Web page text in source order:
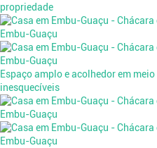
propriedade
Espaço amplo e acolhedor em
inesquecíveis